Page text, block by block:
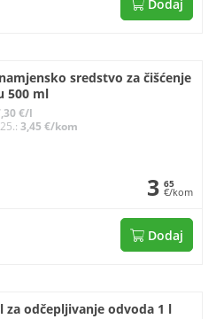
Dodaj
sredstvo za čišćenje
500 ml
€/l
3,45 €/kom
3 65
€/kom
Dodaj
za odčepljivanje odvoda 1 l